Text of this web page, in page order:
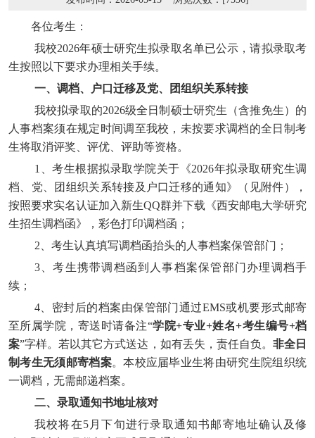
各位考生：
我校2026年硕士研究生拟录取名单已公示，请拟录取考
生按照以下要求办理相关手续。
一、调档、户口迁移及党、团组织关系转接
我校拟录取的2026级全日制硕士研究生（含推免生）的
人事档案须在规定时间调至我校，未按要求调档的全日制考
生将取消评奖、评优、评助等资格。
1、考生根据拟录取学院关于《2026年拟录取研究生调
档、党、团组织关系转接及户口迁移的通知》（见附件），
按照要求实名认证加入新生QQ群并下载《西安邮电大学研究
生招生调档函》，彩色打印调档函；
2、考生认真填写调档函抬头的人事档案保管部门；
3、考生携带调档函到人事档案保管部门办理调档手
续；
4、密封后的档案由保管部门通过EMS或机要形式邮寄
至所属学院，寄送时请备注“学院+专业+姓名+考生编号+档
案”字样。若以其它方式送达，如有丢失，责任自负。 非全日
制考生无须邮寄档案。本校应届毕业生将由研究生院组织统
一调档，无需邮递档案。
二、录取通知书地址核对
我校将在5月下旬进行录取通知书邮寄地址确认及修